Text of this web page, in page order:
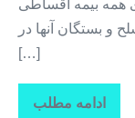
همه بیمه اقساطی
مسلح و بستگان آنها در
[…]
ادامه مطلب
بیمه